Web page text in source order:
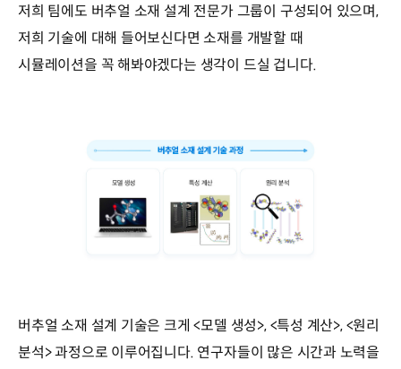
저희 팀에도 버추얼 소재 설계 전문가 그룹이 구성되어 있으며,
저희 기술에 대해 들어보신다면 소재를 개발할 때
시뮬레이션을 꼭 해봐야겠다는 생각이 드실 겁니다.
버추얼 소재 설계 기술은 크게 <모델 생성>, <특성 계산>, <원리
분석> 과정으로 이루어집니다. 연구자들이 많은 시간과 노력을